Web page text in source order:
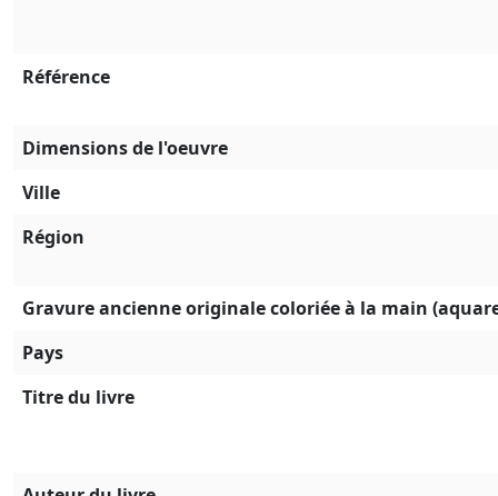
Référence
Dimensions de l'oeuvre
Ville
Région
Gravure ancienne originale coloriée à la main
Pays
Titre du livre